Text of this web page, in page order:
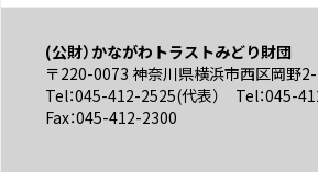
(公財）かながわトラストみどり財団
〒220-0073 神奈川県横浜市西区岡野
Tel：045-412-2525(代表） Tel：045-
Fax：045-412-2300